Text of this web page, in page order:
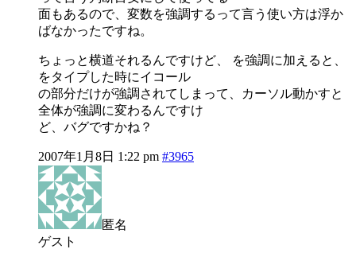
面もあるので、変数を強調するって言う使い方は浮か
ばなかったですね。
ちょっと横道それるんですけど、 を強調に加えると、
をタイプした時にイコール
の部分だけが強調されてしまって、カーソル動かすと
全体が強調に変わるんですけ
ど、バグですかね？
2007年1月8日 1:22 pm #3965
匿名
ゲスト